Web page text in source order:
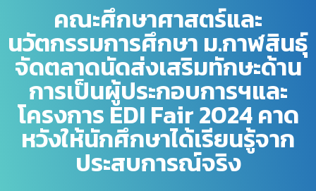
คณะศึกษาศาสตร์และ
นวัตกรรมการศึกษา ม.กาฬสินธุ์
จัดตลาดนัดส่งเสริมทักษะด้าน
การเป็นผู้ประกอบการฯและ
โครงการ EDI Fair 2024 คาด
หวังให้นักศึกษาได้เรียนรู้จาก
ประสบการณ์จริง